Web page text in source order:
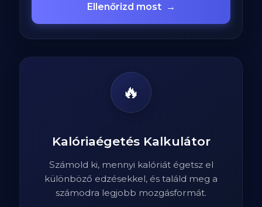
Ellenőrizd most →
🔥
Kalóriaégetés Kalkulátor
Számold ki, mennyi kalóriát égetsz el
különböző edzésekkel, és találd meg a
számodra legjobb mozgásformát.